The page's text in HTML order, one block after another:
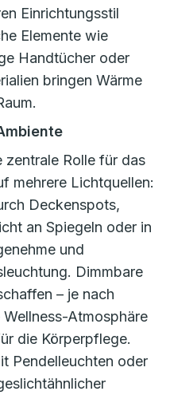
Einrichtungsstil
Elemente wie
Handtücher oder
bringen Wärme
zentrale Rolle für das
mehrere Lichtquellen:
Deckenspots,
an Spiegeln oder in
und
Dimmbare
– je nach
Atmosphäre
die Körperpflege.
Pendelleuchten oder